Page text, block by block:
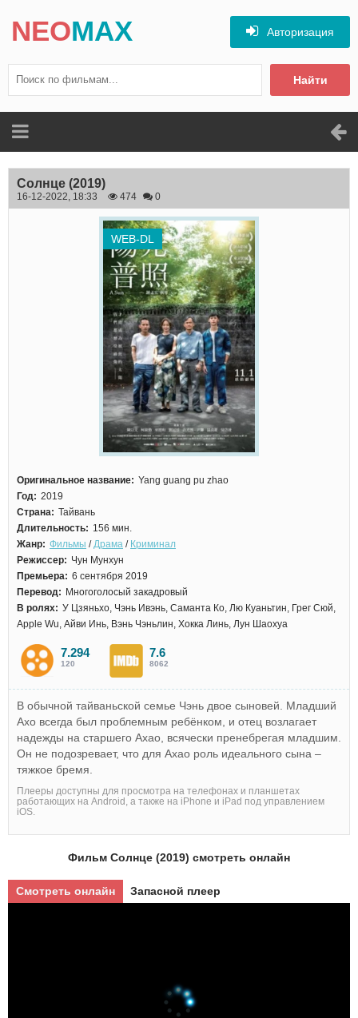
NEOMAX
Найти
Авторизация
Солнце (2019)
16-12-2022, 18:33 474 0
WEB-DL
Оригинальное название: Yang guang pu zhao
Год: 2019
Страна: Тайвань
Длительность: 156 мин.
Жанр: Фильмы /Драма / Криминал
Режиссер: Чун Мунхун
Премьера: 6 сентября 2019
Перевод: Многоголосый закадровый
В ролях: У Цзяньхо, Чэнь Ивэнь, Саманта Ко, Лю Куаньтин, Грег Сюй,
Apple Wu, Айви Инь, Вэнь Чэньлин, Хокка Линь, Лун Шаохуа
7.294
120
7.6
8062
В обычной тайваньской семье Чэнь двое сыновей. Младший
Ахо всегда был проблемным ребёнком, и отец возлагает
надежды на старшего Ахао, всячески пренебрегая младшим.
Он не подозревает, что для Ахао роль идеального сына –
тяжкое бремя.
Плееры доступны для просмотра на телефонах и планшетах
работающих на Android, а также на iPhone и iPad под управлением
iOS.
Фильм Солнце (2019) смотреть онлайн
Смотреть онлайн Запасной плеер